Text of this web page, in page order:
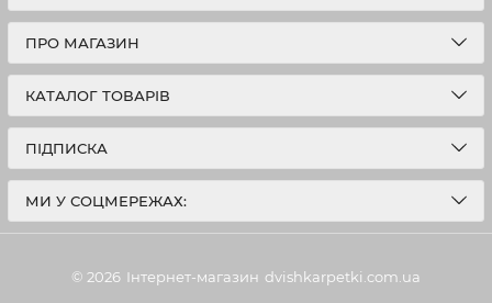
ПРО МАГАЗИН
КАТАЛОГ ТОВАРІВ
ПІДПИСКА
МИ У СОЦМЕРЕЖАХ:
© 2026 Інтернет-магазин dvishkarpetki.com.ua